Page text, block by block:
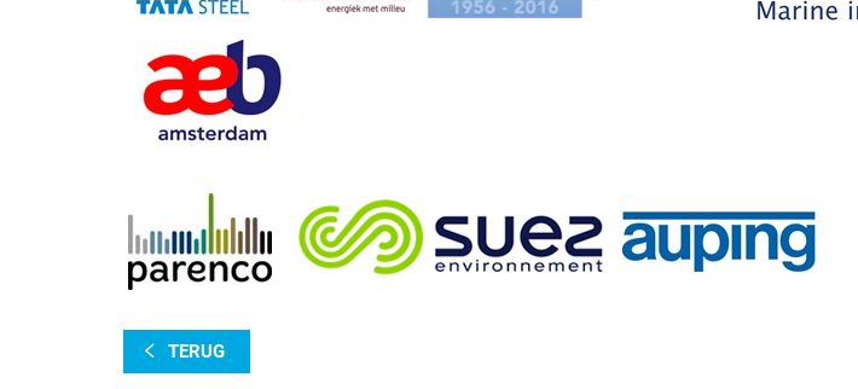
TERUG